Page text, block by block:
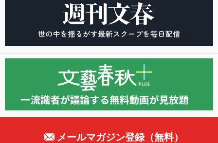
メールマガジン登録（無料）